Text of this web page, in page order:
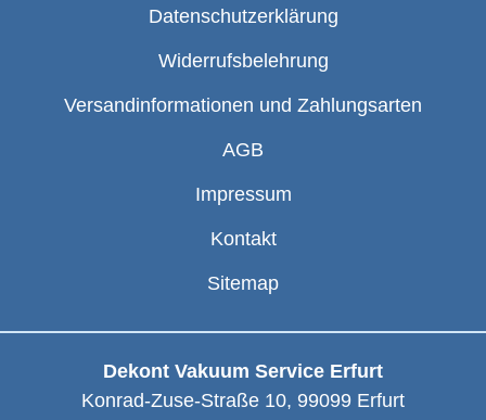
Datenschutzerklärung
Widerrufsbelehrung
Versandinformationen und Zahlungsarten
AGB
Impressum
Kontakt
Sitemap
Dekont Vakuum Service Erfurt
Konrad-Zuse-Straße 10, 99099 Erfurt